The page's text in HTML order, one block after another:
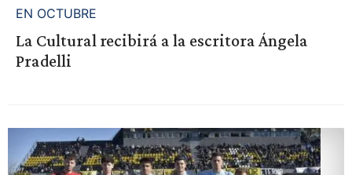
EN OCTUBRE
La Cultural recibirá a la escritora Ángela
Pradelli